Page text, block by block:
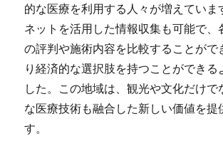
的な医療を利用する人々が増えていま
ネットを活用した情報収集も可能で、
の評判や施術内容を比較することがで
り経済的な選択肢を持つことができる
した。この地域は、観光や文化だけで
な医療技術も融合した新しい価値を提
す。